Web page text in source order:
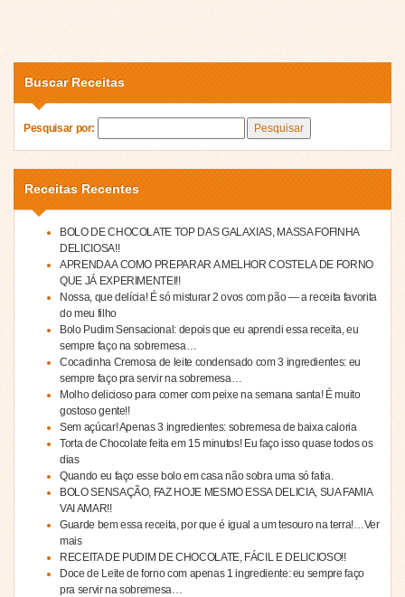
Buscar Receitas
Pesquisar por:
Receitas Recentes
BOLO DE CHOCOLATE TOP DAS GALAXIAS, MASSA FOFINHA
DELICIOSA!!
APRENDA A COMO PREPARAR A MELHOR COSTELA DE FORNO
QUE JÁ EXPERIMENTEI!!
Nossa, que delícia! É só misturar 2 ovos com pão — a receita favorita
do meu filho
Bolo Pudim Sensacional: depois que eu aprendi essa receita, eu
sempre faço na sobremesa…
Cocadinha Cremosa de leite condensado com 3 ingredientes: eu
sempre faço pra servir na sobremesa…
Molho delicioso para comer com peixe na semana santa! É muito
gostoso gente!!
Sem açúcar! Apenas 3 ingredientes: sobremesa de baixa caloria
Torta de Chocolate feita em 15 minutos! Eu faço isso quase todos os
dias
Quando eu faço esse bolo em casa não sobra uma só fatia.
BOLO SENSAÇÃO, FAZ HOJE MESMO ESSA DELICIA, SUA FAMIA
VAI AMAR!!
Guarde bem essa receita, por que é igual a um tesouro na terra!…Ver
mais
RECEITA DE PUDIM DE CHOCOLATE, FÁCIL E DELICIOSO!!
Doce de Leite de forno com apenas 1 ingrediente: eu sempre faço
pra servir na sobremesa…